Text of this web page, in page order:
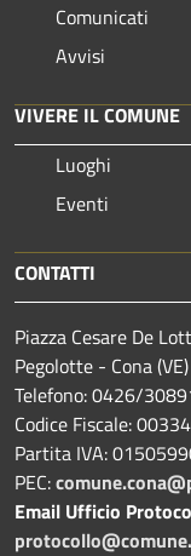
Comunicati
Avvisi
VIVERE IL COMUNE
Luoghi
Eventi
CONTATTI
Piazza Cesare De
Pegolotte - Cona (VE)
Telefono: 0426/
Codice Fiscale:
Partita IVA:
PEC:
Email Ufficio